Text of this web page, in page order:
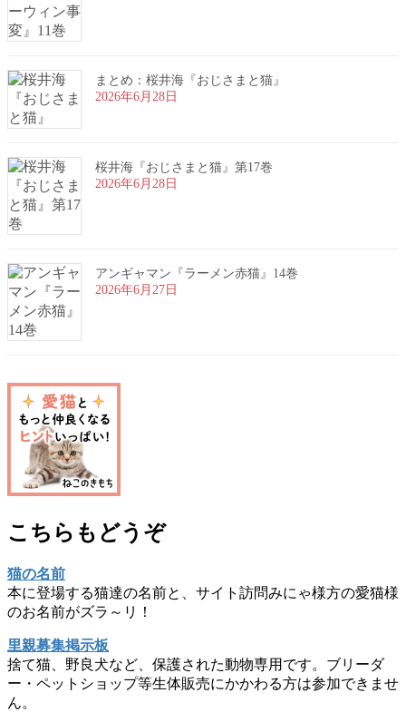
まとめ：桜井海『おじさまと猫』
2026年6月28日
桜井海『おじさまと猫』第17巻
2026年6月28日
アンギャマン『ラーメン赤猫』14巻
2026年6月27日
こちらもどうぞ
猫の名前
本に登場する猫達の名前と、サイト訪問みにゃ様方の愛猫様
のお名前がズラ～リ！
里親募集掲示板
捨て猫、野良犬など、保護された動物専用です。ブリーダ
ー・ペットショップ等生体販売にかかわる方は参加できませ
ん。